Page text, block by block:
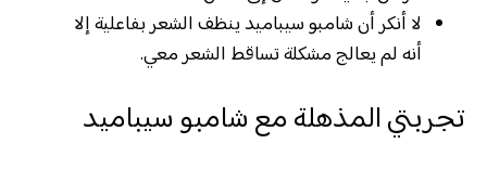
لا أنكر أن شامبو سيباميد ينظف الشعر بفاعلية إلا
أنه لم يعالج مشكلة تساقط الشعر معي.
تجربتي المذهلة مع شامبو سيباميد